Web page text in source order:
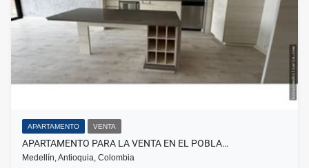
APARTAMENTO VENTA
APARTAMENTO PARA LA VENTA EN EL POBLA…
Medellín, Antioquia, Colombia